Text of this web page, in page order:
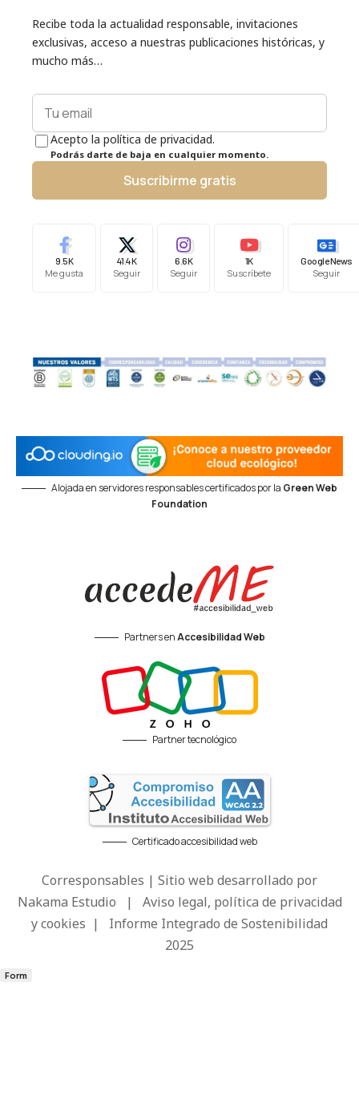
Recibe toda la actualidad responsable, invitaciones
exclusivas, acceso a nuestras publicaciones históricas, y
mucho más…
Acepto la política de privacidad.
Podrás darte de baja en cualquier momento.
Suscribirme gratis
9.5K
Me gusta
41.4K
Seguir
6.6K
Seguir
1K
Suscríbete
Google News
Seguir
Alojada en servidores responsables certificados por la Green Web
Foundation
Partners enAccesibilidad Web
Partner tecnológico
Certificado accesibilidad web
Corresponsables | Sitio web desarrollado por
Nakama Estudio | Aviso legal, política de privacidad
y cookies | Informe Integrado de Sostenibilidad
2025
Form